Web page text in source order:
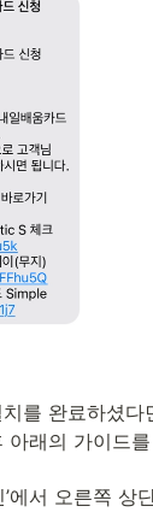
를 완료하셨다
아래의 가이드
에서 오른쪽 상